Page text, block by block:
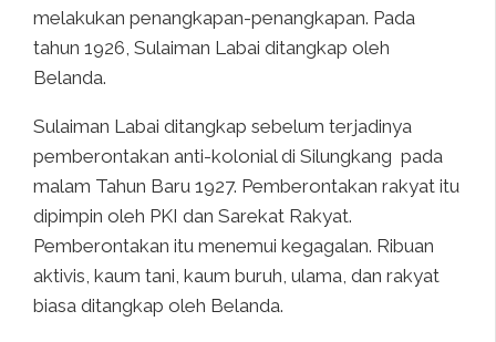
melakukan penangkapan-penangkapan. Pada
tahun 1926, Sulaiman Labai ditangkap oleh
Belanda.
Sulaiman Labai ditangkap sebelum terjadinya
pemberontakan anti-kolonial di Silungkang pada
malam Tahun Baru 1927. Pemberontakan rakyat itu
dipimpin oleh PKI dan Sarekat Rakyat.
Pemberontakan itu menemui kegagalan. Ribuan
aktivis, kaum tani, kaum buruh, ulama, dan rakyat
biasa ditangkap oleh Belanda.